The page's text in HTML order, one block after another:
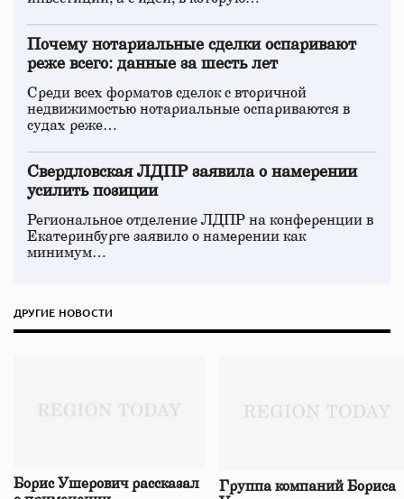
Почему нотариальные сделки оспаривают
реже всего: данные за шесть лет
Среди всех форматов сделок с вторичной
недвижимостью нотариальные оспариваются в
судах реже…
Свердловская ЛДПР заявила о намерении
усилить позиции
Региональное отделение ЛДПР на конференции в
Екатеринбурге заявило о намерении как
минимум…
ДРУГИЕ НОВОСТИ
Борис Ушерович рассказал
Группа компаний Бориса